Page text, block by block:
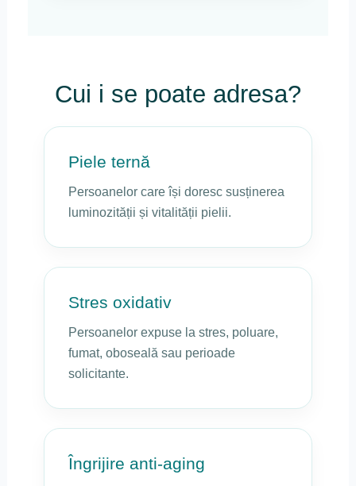
Cui i se poate adresa?
Piele ternă
Persoanelor care își doresc susținerea
luminozității și vitalității pielii.
Stres oxidativ
Persoanelor expuse la stres, poluare,
fumat, oboseală sau perioade
solicitante.
Îngrijire anti-aging